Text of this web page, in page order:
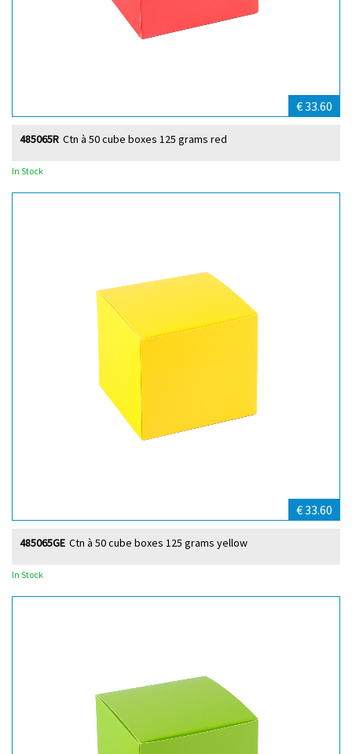
€ 33.60
Ctn à 50 cube boxes 125 grams red
485065R
In Stock
€ 33.60
Ctn à 50 cube boxes 125 grams yellow
485065GE
In Stock